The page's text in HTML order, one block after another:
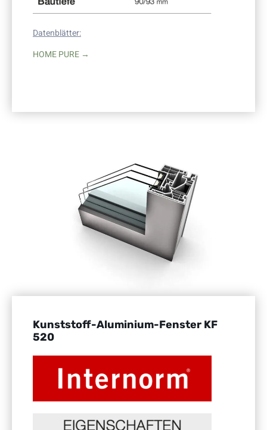
Datenblätter:
HOME PURE →
Kunststoff-Aluminium-Fenster KF
520